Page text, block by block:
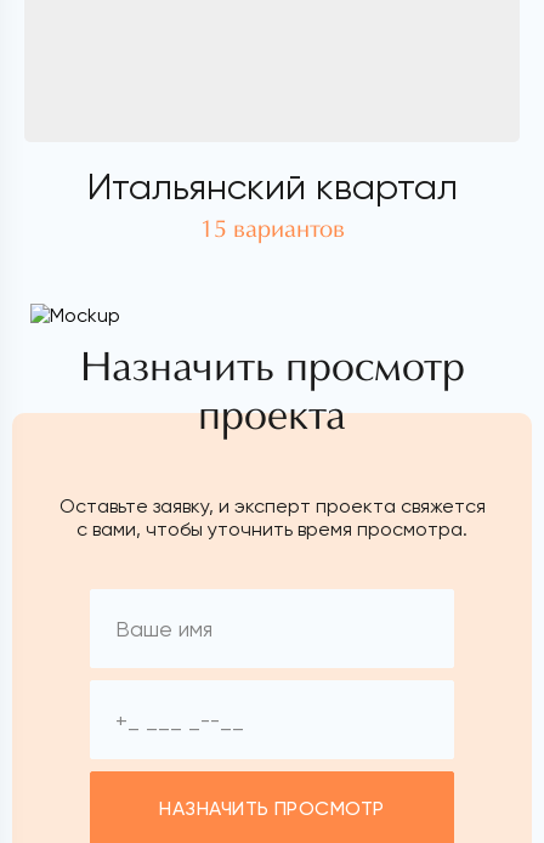
Итальянский квартал
15 вариантов
Назначить просмотр
проекта
Оставьте заявку, и эксперт проекта свяжется
с вами, чтобы уточнить время просмотра.
НАЗНАЧИТЬ ПРОСМОТР